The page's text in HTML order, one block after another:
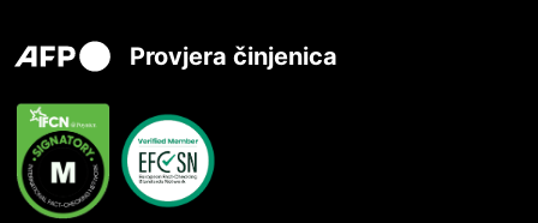
Provjera činjenica